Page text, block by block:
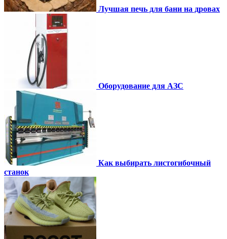
Лучшая печь для бани на дровах
Оборудование для АЗС
Как выбирать листогибочный
станок